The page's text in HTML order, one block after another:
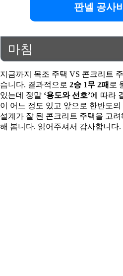
판넬 공사
마침
지금까지 목조 주택 VS 콘크리트
습니다. 결과적으로 2승 1무 2패 로
있는데 정말 ‘용도와 선호’에 따라
이 어느 정도 있고 앞으로 한반도
설계가 잘 된 콘크리트 주택을 고
해 봅니다. 읽어주셔서 감사합니다.